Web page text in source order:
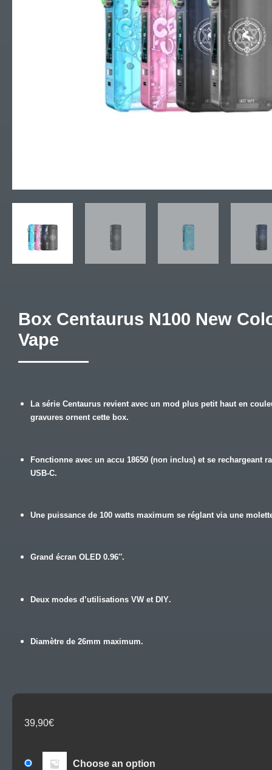
Box Centaurus N100 New Colors – Lost
Vape
La série Centaurus revient avec un mod plus petit haut en
gravures ornent cette box.
Fonctionne avec un accu 18650 (non inclus) et se rechargeant
USB-C.
Une puissance de 100 watts maximum se réglant via une
Grand écran OLED 0.96″.
Deux modes d’utilisations VWet DIY.
Diamètre de 26mm maximum.
39,90€
Choose an option